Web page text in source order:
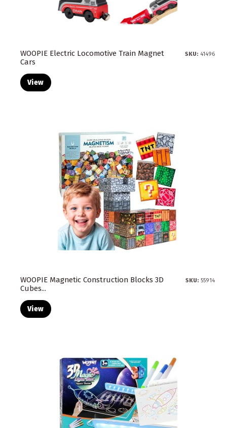
WOOPIE Electric Locomotive Train Magnet
Cars
SKU: 41496
View
WOOPIE Magnetic Construction Blocks 3D
Cubes...
SKU: 55914
View